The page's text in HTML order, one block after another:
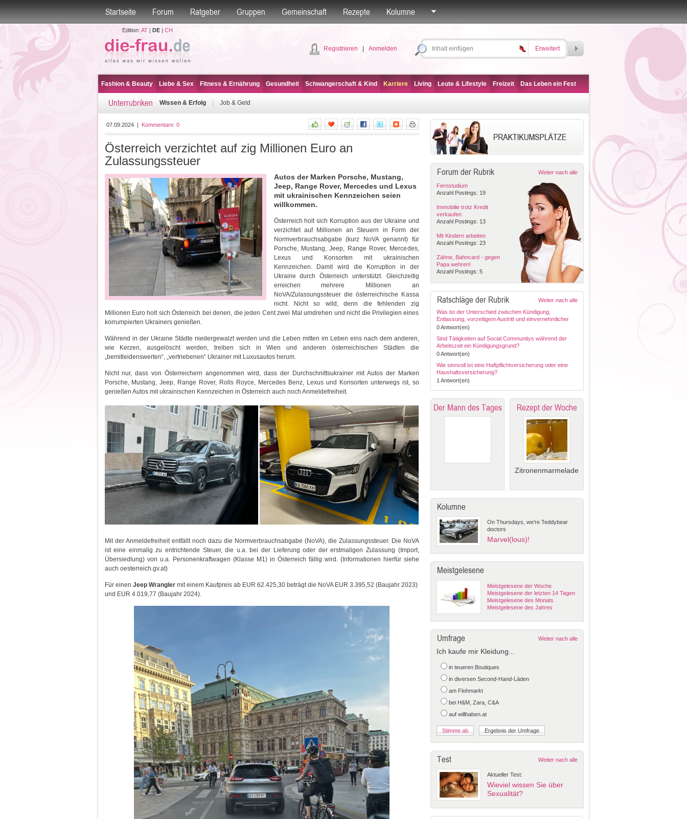
Startseite Forum Ratgeber Gruppen Gemeinschaft Rezepte Kolumne
Edition: AT| DE| CH
Registrieren Anmelden Erweitert
Fashion & Beauty Liebe & Sex Fitness & Ernährung Gesundheit Schwangerschaft & Kind Karriere Living Leute & Lifestyle Freizeit Das Leben ein Fest
Unterrubriken Wissen & Erfolg Job & Geld
07.09.2024| Kommentare: 0
Österreich verzichtet auf zig Millionen Euro an
Zulassungssteuer
Autos der Marken Porsche, Mustang,
Jeep, Range Rover, Mercedes und Lexus
mit ukrainischen Kennzeichen seien
willkommen.
Österreich holt sich Korruption aus der Ukraine und
verzichtet auf Millionen an Steuern in Form der
Normverbrauchsabgabe (kurz NoVA genannt) für
Porsche, Mustang, Jeep, Range Rover, Mercedes,
Lexus und Konsorten mit ukrainischen
Kennzeichen. Damit wird die Korruption in der
Ukraine durch Österreich unterstützt. Gleichzeitig
erreichen mehrere Millionen an
NoVA/Zulassungssteuer die österreichische Kassa
nicht. Nicht so wild, denn die fehlenden zig
Millionen Euro holt sich Österreich bei denen, die jeden Cent zwei Mal umdrehen und nicht die Privilegien eines
korrumpierten Ukrainers genießen.
Während in der Ukraine Städte niedergewalzt werden und die Leben mitten im Leben eins nach dem anderen,
wie Kerzen, ausgelöscht werden, treiben sich in Wien und anderen österreichischen Städten die
„bemitleidenswerten“, „vertriebenen“ Ukrainer mit Luxusautos herum.
Nicht nur, dass von Österreichern angenommen wird, dass der Durchschnittsukrainer mit Autos der Marken
Porsche, Mustang, Jeep, Range Rover, Rolls Royce, Mercedes Benz, Lexus und Konsorten unterwegs ist, so
genießen Autos mit ukrainischen Kennzeichen in Österreich auch noch Anmeldefreiheit.
Mit der Anmeldefreiheit entfällt noch dazu die Normverbrauchsabgabe (NoVA), die Zulassungssteuer. Die NoVA
ist eine einmalig zu entrichtende Steuer, die u.a. bei der Lieferung oder der erstmaligen Zulassung (Import,
Übersiedlung) von u.a. Personenkraftwagen (Klasse M1) in Österreich fällig wird. (Informationen hierfür siehe
auch oesterreich.gv.at)
Für einen Jeep Wranglermit einem Kaufpreis ab EUR 62.425,30 beträgt die NoVA EUR 3.395,52 (Baujahr 2023)
und EUR 4.019,77 (Baujahr 2024).
Forum der Rubrik Weiter nach alle
Fernstudium
Anzahl Postings: 19
Immobilie trotz Kredit
verkaufen
Anzahl Postings: 13
Mit Kindern arbeiten
Anzahl Postings: 23
Zähne, Bahncard - gegen
Papa wehren!
Anzahl Postings: 5
Ratschläge der Rubrik
Weiter nach alle
Was ist der Unterschied zwischen Kündigung,
Entlassung, vorzeitigem Austritt und einvernehmlicher
Auflösung des Dienstverhältnisses?
0 Antwort(en)
Sind Tätigkeiten auf Social Communitys während der
Arbeitszeit ein Kündigungsgrund?
0 Antwort(en)
Wie sinnvoll ist eine Haftpflichtversicherung oder eine
Haushaltsversicherung?
1 Antwort(en)
Der Mann des Tages Rezept der Woche
Zitronenmarmelade
Kolumne
On Thursdays, we're Teddybear
doctors
Marvel(lous)!
Meistgelesene
Meistgelesene der Woche
Meistgelesene der letzten 14 Tagen
Meistgelesene des Monats
Meistgelesene des Jahres
Umfrage Weiter nach alle
Ich kaufe mir Kleidung...
in teueren Boutiques
in diversen Second-Hand-Läden
am Flohmarkt
bei H&M, Zara, C&A
auf willhaben.at
Test Weiter nach alle
Aktueller Test:
Wieviel wissen Sie über
Sexualität?